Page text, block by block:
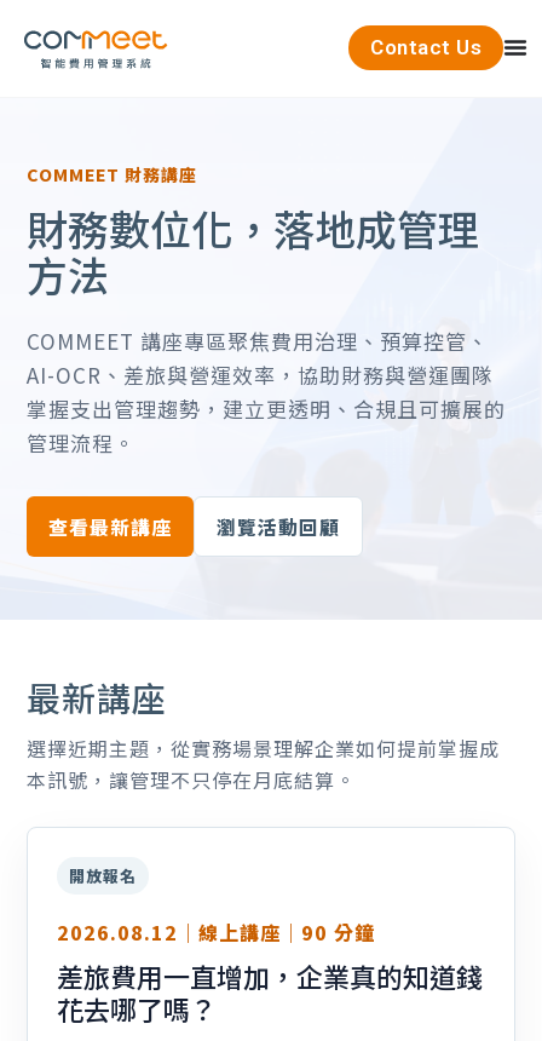
Contact Us
COMMEET 財務講座
財務數位化，落地成管理
方法
COMMEET 講座專區聚焦費用治理、預算控管、
AI-OCR、差旅與營運效率，協助財務與營運團隊
掌握支出管理趨勢，建立更透明、合規且可擴展的
管理流程。
查看最新講座 瀏覽活動回顧
最新講座
選擇近期主題，從實務場景理解企業如何提前掌握成
本訊號，讓管理不只停在月底結算。
開放報名
2026.08.12｜線上講座｜90 分鐘
差旅費用一直增加，企業真的知道錢
花去哪了嗎？